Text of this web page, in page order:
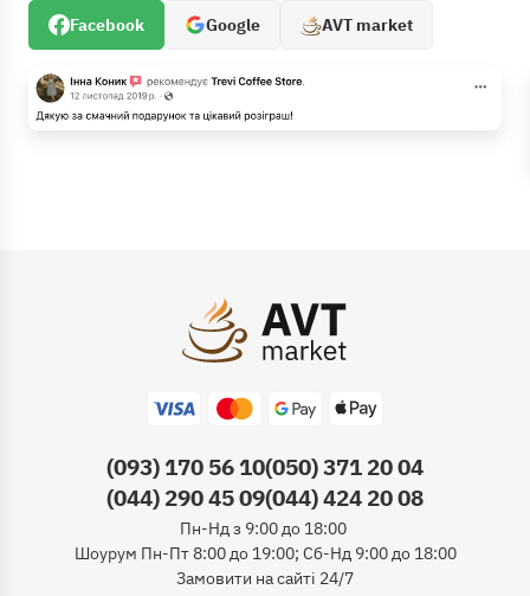
Facebook Google AVT market
(093) 170 56 10(050) 371 20 04
(044) 290 45 09(044) 424 20 08
Пн-Нд з 9:00 до 18:00
Шоурум Пн-Пт 8:00 до 19:00; Сб-Нд 9:00 до 18:00
Замовити на сайті 24/7